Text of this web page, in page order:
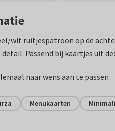
wit ruitjespatroon op de
Passend bij kaartjes uit
naar wens aan te passen
Menukaarten